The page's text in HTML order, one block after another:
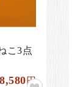
こ3点
8,580円